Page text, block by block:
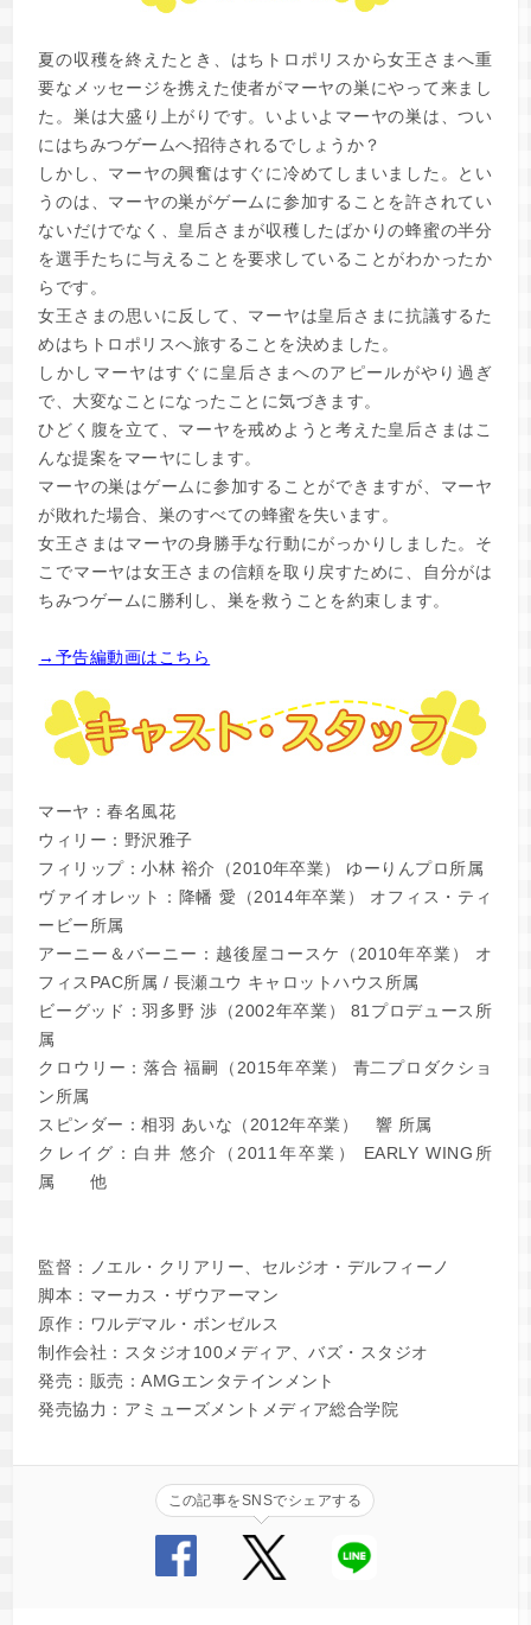
夏の収穫を終えたとき、はちトロポリスから女王さまへ重
要なメッセージを携えた使者がマーヤの巣にやって来まし
た。巣は大盛り上がりです。いよいよマーヤの巣は、つい
にはちみつゲームへ招待されるでしょうか？
しかし、マーヤの興奮はすぐに冷めてしまいました。とい
うのは、マーヤの巣がゲームに参加することを許されてい
ないだけでなく、皇后さまが収穫したばかりの蜂蜜の半分
を選手たちに与えることを要求していることがわかったか
らです。
女王さまの思いに反して、マーヤは皇后さまに抗議するた
めはちトロポリスへ旅することを決めました。
しかしマーヤはすぐに皇后さまへのアピールがやり過ぎ
で、大変なことになったことに気づきます。
ひどく腹を立て、マーヤを戒めようと考えた皇后さまはこ
んな提案をマーヤにします。
マーヤの巣はゲームに参加することができますが、マーヤ
が敗れた場合、巣のすべての蜂蜜を失います。
女王さまはマーヤの身勝手な行動にがっかりしました。そ
こでマーヤは女王さまの信頼を取り戻すために、自分がは
ちみつゲームに勝利し、巣を救うことを約束します。
→予告編動画はこちら
マーヤ：春名風花
ウィリー：野沢雅子
フィリップ：小林 裕介（2010年卒業） ゆーりんプロ所属
ヴァイオレット：降幡 愛（2014年卒業） オフィス・ティ
ービー所属
アーニー＆バーニー：越後屋コースケ（2010年卒業） オ
フィスPAC所属 / 長瀬ユウ キャロットハウス所属
ビーグッド：羽多野 渉（2002年卒業） 81プロデュース所
属
クロウリー：落合 福嗣（2015年卒業） 青二プロダクショ
ン所属
スピンダー：相羽 あいな（2012年卒業） 響 所属
クレイグ：白井 悠介（2011年卒業） EARLY WING所
属 他
監督：ノエル・クリアリー、セルジオ・デルフィーノ
脚本：マーカス・ザウアーマン
原作：ワルデマル・ボンゼルス
制作会社：スタジオ100メディア、バズ・スタジオ
発売：販売：AMGエンタテインメント
発売協力：アミューズメントメディア総合学院
この記事をSNSでシェアする